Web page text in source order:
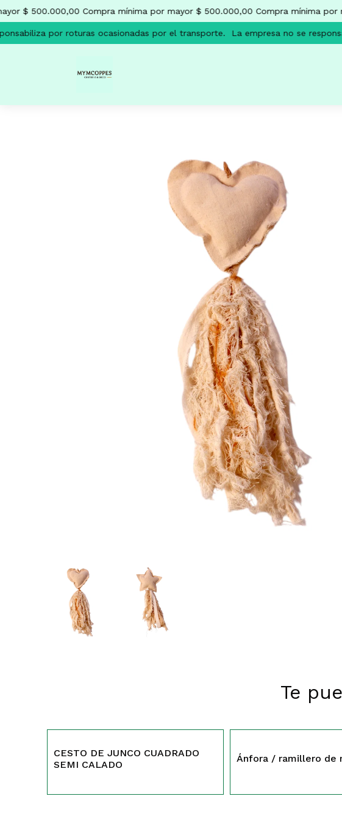
$ 500.000,00 Compra mínima por mayor $ 500.000,00 Compra mínima por
por roturas ocasionadas por el transporte. La empresa no se
Te
CESTO DE JUNCO CUADRADO
SEMI CALADO
Ánfora / ramillero de